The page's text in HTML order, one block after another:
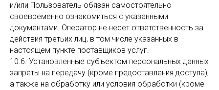
и/или Пользователь обязан самостоятельно
своевременно ознакомиться с указанными
документами. Оператор не несет ответственность за
действия третьих лиц, в том числе указанных в
настоящем пункте поставщиков услуг.
10.6. Установленные субъектом персональных данных
запреты на передачу (кроме предоставления доступа),
а также на обработку или условия обработки (кроме